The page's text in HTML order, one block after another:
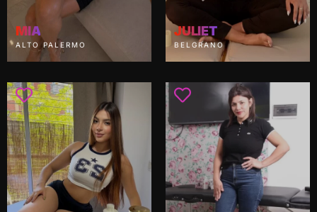
MIA
ALTO PALERMO
JULIET
BELGRANO